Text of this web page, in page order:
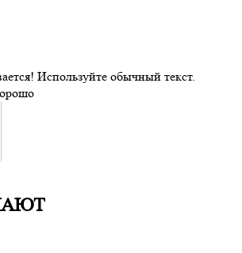
Используйте обычный текст.